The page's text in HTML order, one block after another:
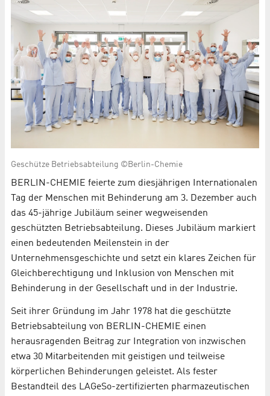
Geschütze Betriebsabteilung ©Berlin-Chemie
BERLIN-CHEMIE feierte zum diesjährigen Internationalen
Tag der Menschen mit Behinderung am 3. Dezember auch
das 45-jährige Jubiläum seiner wegweisenden
geschützten Betriebsabteilung. Dieses Jubiläum markiert
einen bedeutenden Meilenstein in der
Unternehmensgeschichte und setzt ein klares Zeichen für
Gleichberechtigung und Inklusion von Menschen mit
Behinderung in der Gesellschaft und in der Industrie.
Seit ihrer Gründung im Jahr 1978 hat die geschützte
Betriebsabteilung von BERLIN-CHEMIE einen
herausragenden Beitrag zur Integration von inzwischen
etwa 30 Mitarbeitenden mit geistigen und teilweise
körperlichen Behinderungen geleistet. Als fester
Bestandteil des LAGeSo-zertifizierten pharmazeutischen